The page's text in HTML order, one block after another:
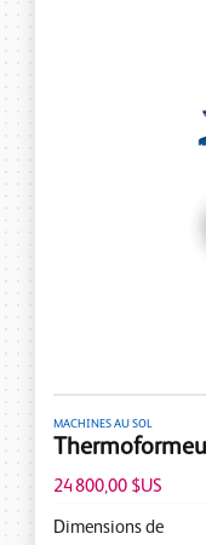
MACHINES AU SOL
24 800,00 $US
Dimensions de